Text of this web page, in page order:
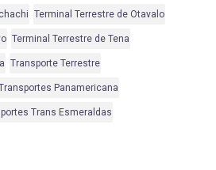
Terminal Terrestre de Otavalo
Terminal Terrestre de Tena
Transporte Terrestre
Panamericana
Trans Esmeraldas